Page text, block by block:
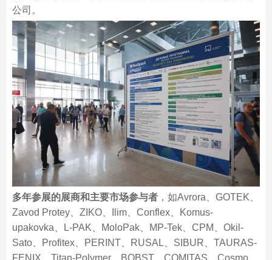
公司。
多年参展的展商和主要市场参与者，如Avrora、GOTEK、
Zavod Protey、ZIKO、Ilim、Conflex、Komus-
upakovka、L-PAK、MoloPak、MP-Tek、CPM、Okil-
Sato、Profitex、PERINT、RUSAL、SIBUR、TAURAS-
FENIX、Titan-Polymer、BOBST、COMITAS、Cosmo